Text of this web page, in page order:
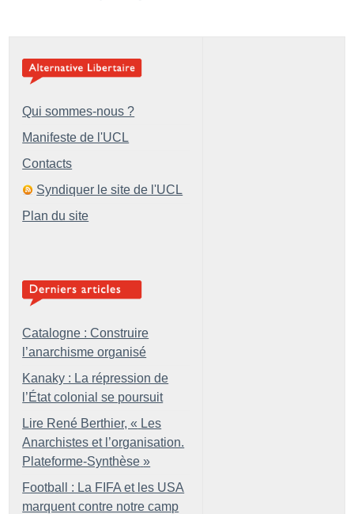
Qui sommes-nous ?
Manifeste de l'UCL
Contacts
Syndiquer le site de l'UCL
Plan du site
Catalogne : Construire
l’anarchisme organisé
Kanaky : La répression de
l’État colonial se poursuit
Lire René Berthier, « Les
Anarchistes et l’organisation.
Plateforme-Synthèse »
Football : La FIFA et les USA
marquent contre notre camp